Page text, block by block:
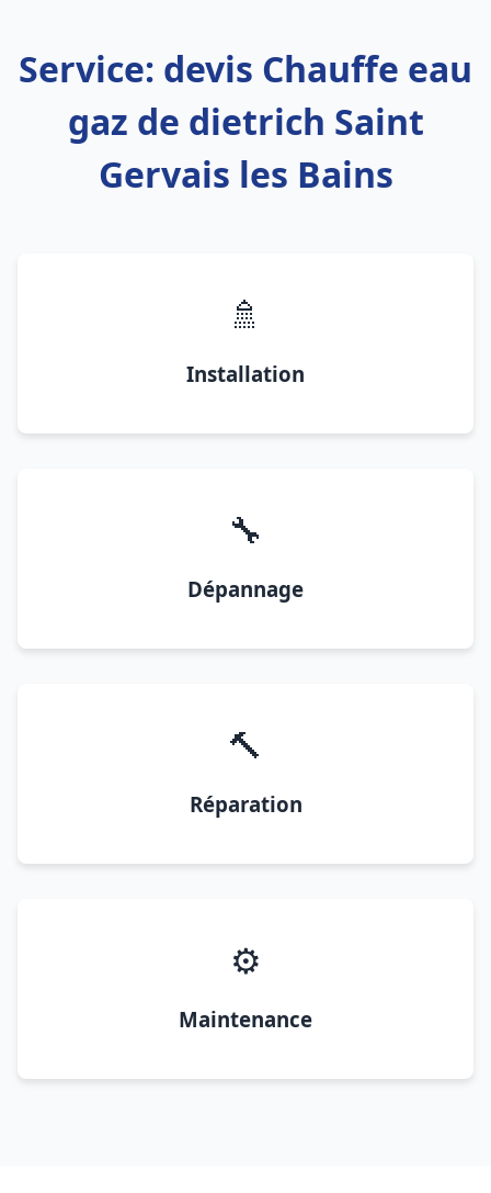
Service: devis Chauffe eau
gaz de dietrich Saint
Gervais les Bains
🚿
Installation
🔧
Dépannage
🔨
Réparation
⚙️
Maintenance